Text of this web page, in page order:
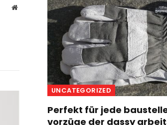
Website
UNCATEGORIZED
Perfekt für jede
vorzüge der dassy